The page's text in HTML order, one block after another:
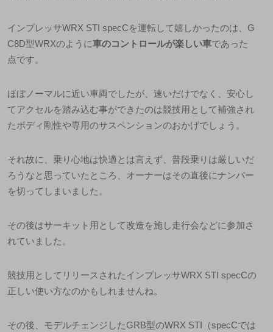
インプレッサWRX STI specCを運転して嬉しかったのは、 G
C8D型WRXのように車のコントロールが楽しい車であった
点です。
ほぼノーマルに近い車両でしたが、速いだけでなく、安心し
てアクセルを踏み込む事ができたのは競技用として補強され
たボディ剛性や専用のサスペンションのおかげでしょう。
それ故に、乗り心地は快適とは言えず、普段乗りは厳しいだ
ろうなと思っていたところ、オーナーはその直後にナンバー
を切ってしまいました。
その後はサーキット用として改造を施し走行会などに参加さ
れていました。
競技用としてリリースされたインプレッサWRX STI specCの
正しい使い方なのかもしれませんね。
その後、モデルチェンジしたGRB型のWRX STI （specCでは